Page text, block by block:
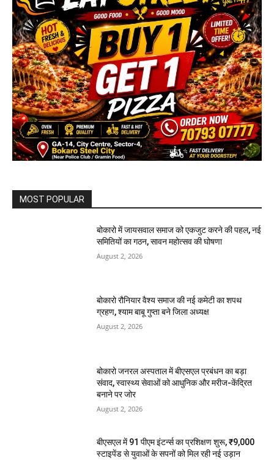
MOST POPULAR
बोकारो में जायसवाल समाज को एकजुट करने की पहल, नई
समितियों का गठन, सावन महोत्सव की घोषणा
August 2, 2026
बोकारो रौनियार वैश्य समाज की नई कमेटी का शपथ
ग्रहण, श्याम बाबू गुप्ता बने जिला अध्यक्ष
August 2, 2026
बोकारो जनरल अस्पताल में बीएसएल प्रबंधन का बड़ा
संवाद, स्वास्थ्य सेवाओं को आधुनिक और मरीज-केंद्रित
बनाने पर जोर
August 2, 2026
बीएसएल में 91 पीएम इंटर्न्स का प्रशिक्षण शुरू, ₹9,000
स्टाइपेंड से युवाओं के सपनों को मिल रही नई उड़ान